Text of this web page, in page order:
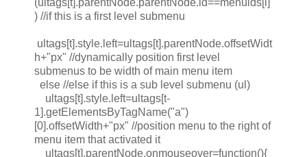
(ultags[t].parentNode.parentNode.id==menuids[i]
) //if this is a first level submenu
ultags[t].style.left=ultags[t].parentNode.offsetWidt
h+"px" //dynamically position first level
submenus to be width of main menu item
else //else if this is a sub level submenu (ul)
ultags[t].style.left=ultags[t-
1].getElementsByTagName("a")
[0].offsetWidth+"px" //position menu to the right of
menu item that activated it
ultags[t].parentNode.onmouseover=function(){